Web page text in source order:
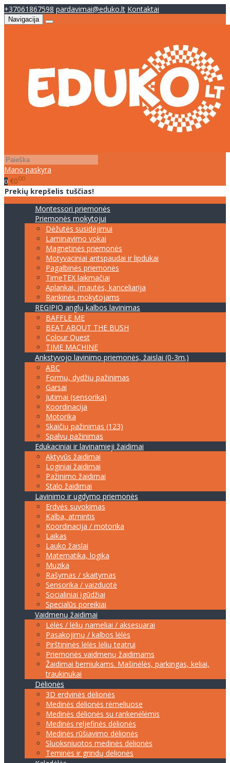
+37061867598 pardavimai@eduko.lt Kontaktai
Navigacija
Mano paskyra
0 €000
Prekių krepšelis tuščias!
Montessori priemonės
Priemonės mokytojui
Dėžutės susidėjimui
Laminavimo vokai
Magnetinės priemonės
Motyvaciniai antspaudai ir lipdukai
Pagalbinės priemonės
TimeTEX laikmačiai
Aplankai, įmautės, kanceliarija
Rankinės mokytojams
REGIPIO anglų kalbos lavinimas
BAFFLE ME
BEAT ABOUT THE BUSH
Colour Quest
TIME MACHINE
Ankstyvojo lavinimo priemonės, žaislai (0-3m.)
ABC
Formų, dydžių pažinimas
Garsai
Jutimai (sensorika)
Koordinacija
Motorika
Skaičių pažinimas (123)
Spalvų pažinimas
Edukaciniai ir lavinamieji žaidimai
Aktyvūs žaidimai
Loginiai žaidimai
Pažinimo žaidimai
Stalo žaidimai
Lavinimo ir ugdymo priemonės
Erdvės suvokimas
Kalba, atmintis
Koordinacija / motorika
Laikas
Lauko žaislai
Matematika, logika
Muzika
Rašymas / skaitymas
Sensorika / vaizduotė
Socialiniai įgūdžiai
Specialūs poreikiai
Vaidmenų žaidimai
Lėlės / lėlių nameliai / aksesuarai
Pasakojimų / kalbos lėlės
Pirštininės lėlės lėlių teatrui
Priemonės vaidmenų žaidimams
Žaidimai berniukams. Mašinėlės, parkingas, keliai,
traukinukai
Dėlionės
3D erdvinės dėlionės
Medinės dėlionės rėmeliuose
Medinės dėlionės su rankenėlėmis
Medinės reljefinės dėlionės
Medinės rūšiavimo dėlionės
Sluoksniuotos medinės dėlionės
Teminės ir grindų dėlionės